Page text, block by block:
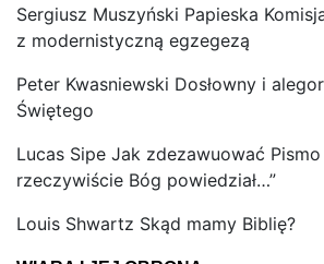
Sergiusz Muszyński Papieska
z modernistyczną egzegezą
Peter Kwasniewski Dosłowny i
Świętego
Lucas Sipe Jak zdezawuować
rzeczywiście Bóg powiedział…”
Louis Shwartz Skąd mamy Biblię?